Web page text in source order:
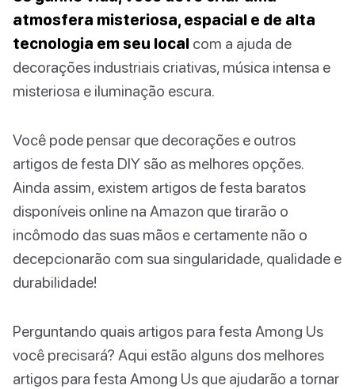
atmosfera misteriosa, espacial e de alta
tecnologia em seu local com a ajuda de
decorações industriais criativas, música intensa e
misteriosa e iluminação escura.
Você pode pensar que decorações e outros
artigos de festa DIY são as melhores opções.
Ainda assim, existem artigos de festa baratos
disponíveis online na Amazon que tirarão o
incômodo das suas mãos e certamente não o
decepcionarão com sua singularidade, qualidade e
durabilidade!
Perguntando quais artigos para festa Among Us
você precisará? Aqui estão alguns dos melhores
artigos para festa Among Us que ajudarão a tornar